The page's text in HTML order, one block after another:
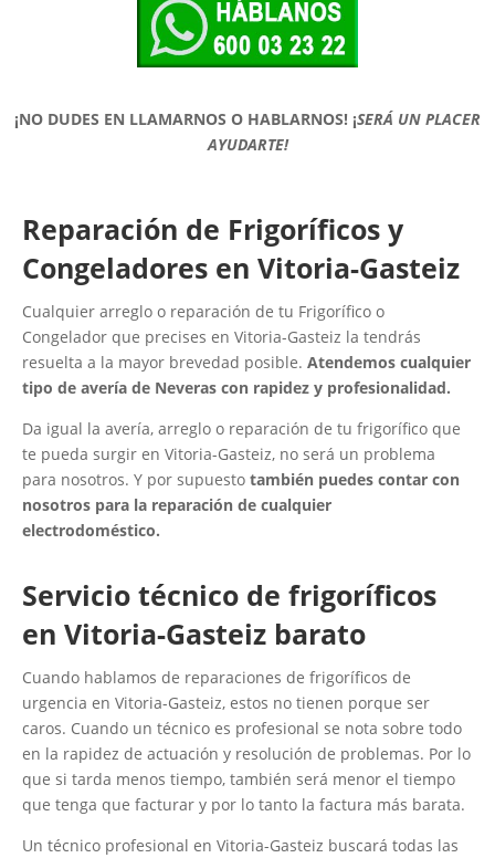
¡NO DUDES EN LLAMARNOS O HABLARNOS! ¡SERÁ UN PLACER
AYUDARTE!
Reparación de Frigoríficos y
Congeladores en Vitoria-Gasteiz
Cualquier arreglo o reparación de tu Frigorífico o
Congelador que precises en Vitoria-Gasteiz la tendrás
resuelta a la mayor brevedad posible. Atendemos cualquier
tipo de avería de Neveras con rapidez y profesionalidad.
Da igual la avería, arreglo o reparación de tu frigorífico que
te pueda surgir en Vitoria-Gasteiz, no será un problema
para nosotros. Y por supuesto también puedes contar con
nosotros para la reparación de cualquier
electrodoméstico.
Servicio técnico de frigoríficos
en Vitoria-Gasteiz barato
Cuando hablamos de reparaciones de frigoríficos de
urgencia en Vitoria-Gasteiz, estos no tienen porque ser
caros. Cuando un técnico es profesional se nota sobre todo
en la rapidez de actuación y resolución de problemas. Por lo
que si tarda menos tiempo, también será menor el tiempo
que tenga que facturar y por lo tanto la factura más barata.
Un técnico profesional en Vitoria-Gasteiz buscará todas las